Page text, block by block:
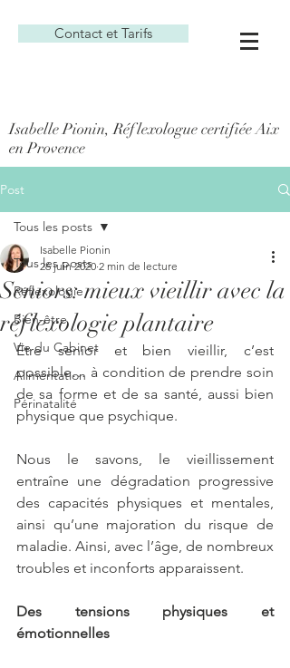
Contact et Tarifs
Isabelle Pionin, Réflexologue certifiée Aix
en Provence
Post
Tous les posts
Réflexologie
Bien-être
Vie du Cabinet
Alimentation
Périnatalité
Tous les posts
Seniors: mieux vieillir avec la
réflexologie plantaire
Isabelle Pionin
26 juin 2020 2 min de lecture
Etre senior et bien vieillir, c’est
possible… à condition de prendre soin
de sa forme et de sa santé, aussi bien
physique que psychique.
Nous le savons, le vieillissement
entraîne une dégradation progressive
des capacités physiques et mentales,
ainsi qu’une majoration du risque de
maladie. Ainsi, avec l’âge, de nombreux
troubles et inconforts apparaissent.
Des tensions physiques et
émotionnelles